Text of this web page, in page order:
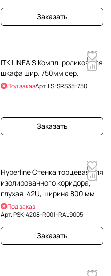
Заказать
ITK LINEA S Компл. роликов для
шкафа шир. 750мм сер.
Под заказАрт. LS-SRS35-750
Заказать
Hyperline Стенка торцевая для
изолированного коридора,
глухая, 42U, ширина 800 мм
Под заказ
Арт.PSK-4208-R001-RAL9005
Заказать